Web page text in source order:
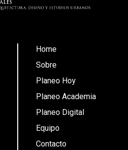
Home
Sobre
Planeo Hoy
Planeo Academia
Planeo Digital
Equipo
Contacto